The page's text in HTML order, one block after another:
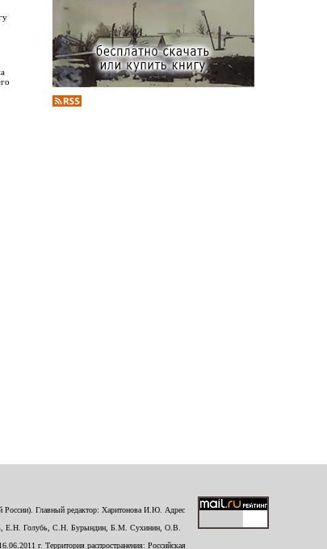
России). Главный редактор: Харитонова И.Ю. Адрес
Е.Н. Голубь, С.Н. Бурындин, Б.М. Сухинин, О.В.
г. Территория распространения: Российская